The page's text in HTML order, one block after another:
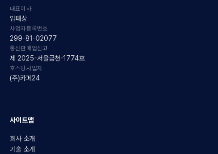
대표이사
임태상
사업자등록번호
299-81-02077
통신판매업신고
제 2025-서울금천-1774호
호스팅사업자
(주)카페24
사이트맵
회사 소개
기술 소개